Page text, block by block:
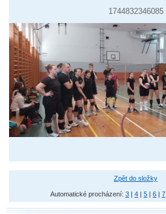
1744832346085
Zpět do složky
Automatické procházení: 3 | 4 | 5 | 6 | 7